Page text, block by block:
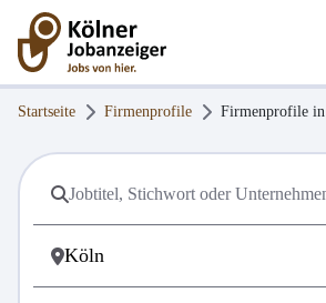
Startseite Firmenprofile Firmenprofile in